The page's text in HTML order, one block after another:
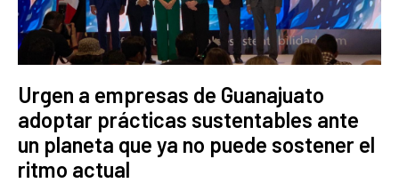
Urgen a empresas de Guanajuato
adoptar prácticas sustentables ante
un planeta que ya no puede sostener el
ritmo actual